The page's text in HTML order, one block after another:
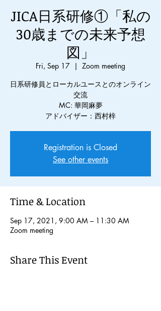
JICA日系研修①「私の
30歳までの未来予想
図」
Fri, Sep 17
  |
Zoom meeting
日系研修員とローカルユースとのオンライン
交流
MC: 華岡麻夢
Registration is Closed
See other events
Time & Location
Sep 17, 2021, 9:00 AM – 11:30 AM
Zoom meeting
Share This Event